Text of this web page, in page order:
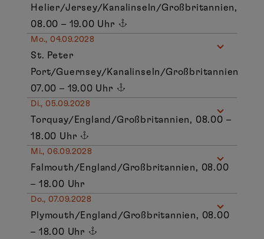
Helier/Jersey/Kanalinseln/Großbritannien,
08.00 – 19.00 Uhr
Mo., 04.09.2028
St. Peter
Port/Guernsey/Kanalinseln/Großbritannien
07.00 – 19.00 Uhr
Di., 05.09.2028
Torquay/England/Großbritannien, 08.00 –
18.00 Uhr
Mi., 06.09.2028
Falmouth/England/Großbritannien, 08.00
– 18.00 Uhr
Do., 07.09.2028
Plymouth/England/Großbritannien, 08.00
– 18.00 Uhr